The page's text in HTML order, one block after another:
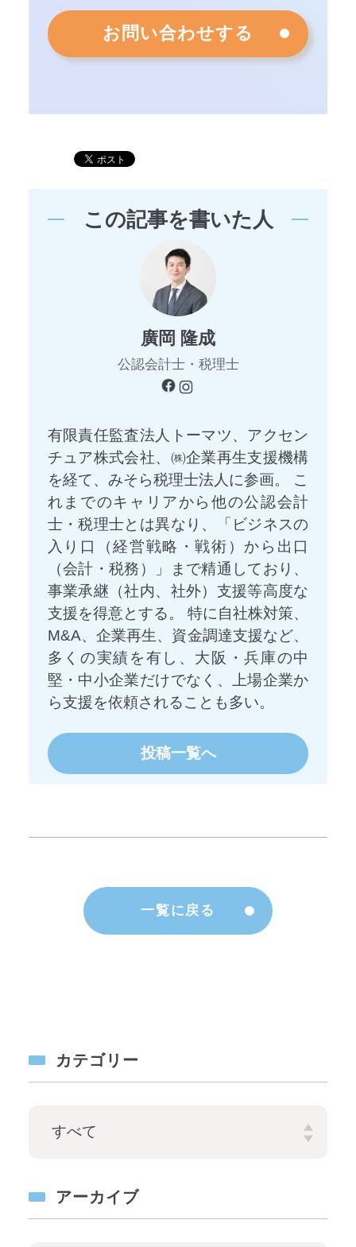
カテゴリー
アーカイブ
お問い合わせする
この記事を書いた人
廣岡 隆成
公認会計士・税理士
有限責任監査法人トーマツ、アクセン
チュア株式会社、㈱企業再生支援機構
を経て、みそら税理士法人に参画。 こ
れまでのキャリアから他の公認会計
士・税理士とは異なり、「ビジネスの
入り口（経営戦略・戦術）から出口
（会計・税務）」まで精通しており、
事業承継（社内、社外）支援等高度な
支援を得意とする。 特に自社株対策、
M&A、企業再生、資金調達支援など、
多くの実績を有し、大阪・兵庫の中
堅・中小企業だけでなく、上場企業か
ら支援を依頼されることも多い。
投稿一覧へ
一覧に戻る